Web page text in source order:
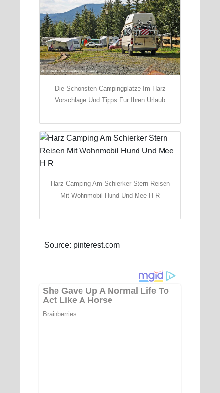
Die Schonsten Campingplatze Im Harz
Vorschlage Und Tipps Fur Ihren Urlaub
Harz Camping Am Schierker Stern Reisen
Mit Wohnmobil Hund Und Mee H R
Source: pinterest.com